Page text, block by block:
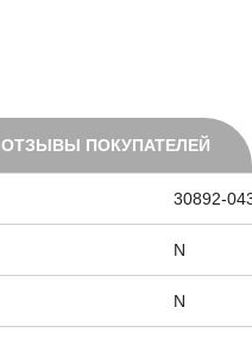
ОТЗЫВЫ ПОКУПАТЕЛЕЙ
30892-
N
N